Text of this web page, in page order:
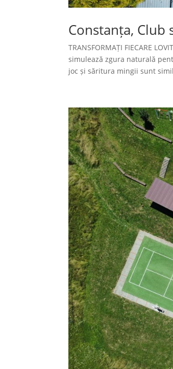
Constanța, Club
TRANSFORMAȚI FIECARE
simulează zgura naturală
joc și săritura mingii sunt